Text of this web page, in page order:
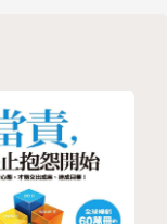
心累
複雜，別人沒讚
大家唱反調，而